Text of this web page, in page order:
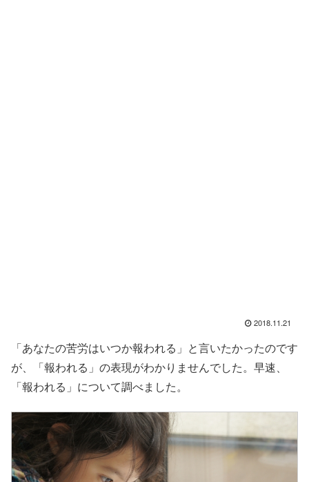
2018.11.21
「あなたの苦労はいつか報われる」と言いたかったのです
が、「報われる」の表現がわかりませんでした。早速、
「報われる」について調べました。